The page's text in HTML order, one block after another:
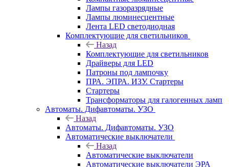
Лампы газоразрядные
Лампы люминесцентные
Лента LED светодиодная
Комплектующие для светильников
Назад
Комплектующие для светильников
Драйверы для LED
Патроны под лампочку
ПРА. ЭПРА. ИЗУ. Стартеры
Стартеры
Трансформаторы для галогенных ламп
Автоматы. Дифавтоматы. УЗО
Назад
Автоматы. Дифавтоматы. УЗО
Автоматические выключатели
Назад
Автоматические выключатели
Автоматические выключатели ЭРА